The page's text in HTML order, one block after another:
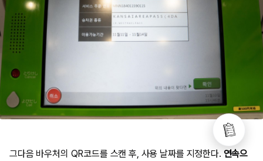
그다음 바우처의 QR코드를 스캔 후, 사용 날짜를 지정한다. 연속으